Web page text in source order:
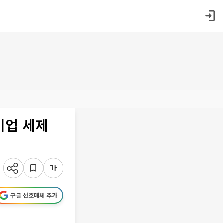
세제
구글 선호매체 추가